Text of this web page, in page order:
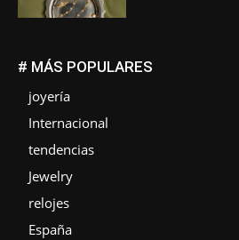
# MÁS POPULARES
joyería
Internacional
tendencias
Jewelry
relojes
España